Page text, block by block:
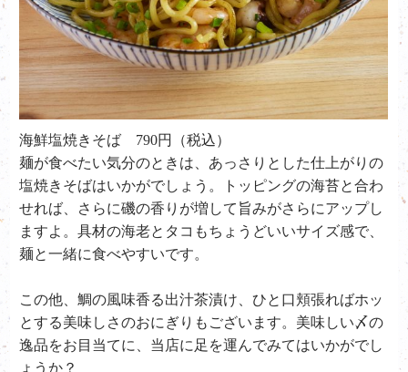
海鮮塩焼きそば 790円（税込）
麺が食べたい気分のときは、あっさりとした仕上がりの
塩焼きそばはいかがでしょう。トッピングの海苔と合わ
せれば、さらに磯の香りが増して旨みがさらにアップし
ますよ。具材の海老とタコもちょうどいいサイズ感で、
麺と一緒に食べやすいです。
この他、鯛の風味香る出汁茶漬け、ひと口頬張ればホッ
とする美味しさのおにぎりもございます。美味しい〆の
逸品をお目当てに、当店に足を運んでみてはいかがでし
ょうか？